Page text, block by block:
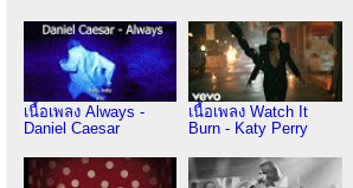
เนื้อเพลง Always -
Daniel Caesar
เนื้อเพลง Watch It
Burn - Katy Perry